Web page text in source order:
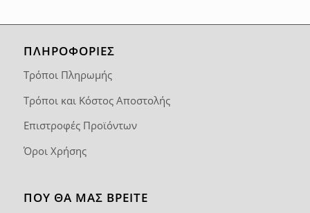
ΠΛΗΡΟΦΟΡΙΕΣ
Τρόποι Πληρωμής
Τρόποι και Κόστος Αποστολής
Επιστροφές Προϊόντων
Όροι Χρήσης
ΠΟΥ ΘΑ ΜΑΣ ΒΡΕΊΤΕ